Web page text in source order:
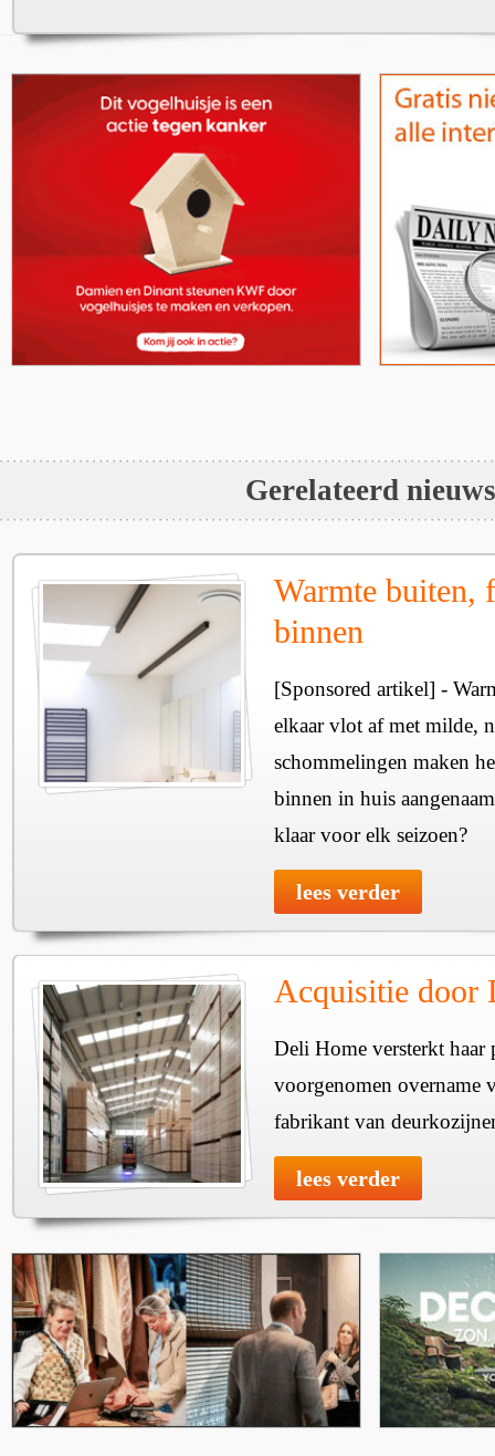
Gerelateerd nieuws
Warmte buiten,
binnen
[Sponsored artikel] -
elkaar vlot af met milde,
schommelingen maken
binnen in huis
klaar voor elk seizoen?
lees verder
Acquisitie door
Deli Home versterkt haar
voorgenomen overname
fabrikant van
lees verder